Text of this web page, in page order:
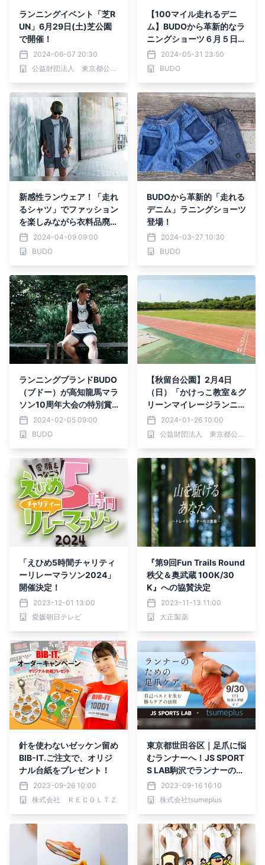
ランニングイベント「芝R
UN」6月29日(土)芝公園
で開催！
2024-06-07 20:30
公益財団法人 東京都公園協会
【100マイル走れるデニ
ム】BUDOから革新的なラ
ニングショーツ６月５日
（水）に発売予定
2024-05-31 23:50
BUDO
新感性ランウェア！「走れ
るシャツ」でファッション
を楽しみながら衣料品廃棄
削減に繋げたい。ランニン
グウェアブランド『BUD
O』が打ち出す機能美シャ
作を発売
2024-04-09 09:00
BUDO
BUDOから革新的「走れる
デニム」ラニングショーツ
登場！
2024-03-27 10:30
BUDO
ランニングブランドBUDO
（ブドー）が高知龍馬マラ
ソン10周年大会の特別賞
を協賛。高知出身のクリエ
イターランナーが手掛ける
ブランドが大会をサポー
2024-02-05 09:00
BUDO
【秋留台公園】2月4日
（日）「かけっこ教室＆グ
リーンマイレージランニン
グイベント」開催！
2024-01-26 10:00
公益財団法人 東京都公園協会
「えひめ5時間チャリティ
ーリレーマラソン2024」
開催決定！
2023-12-01 13:00
愛媛朝日テレビ
『第9回Fun Trails Round
秩父＆奥武蔵 100K/30
K』への協賛決定
2023-11-13 11:00
大正製薬
針を使わないゼッケン留め
BIB-IT.ご注文で、オリジ
ナル台紙をプレゼント！
2023-09-26 10:00
株式会社 ＲＥＣＯＬＴＺ
東京都世田谷区｜足爪に悩
むランナーへ！JS SPORT
S LAB駒沢でランナーのた
めの足爪ケアイベントを実
施
2023-09-16 16:10
株式会社tsumeplus